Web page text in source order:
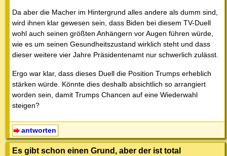
Da aber die Macher im Hintergrund alles andere als dumm sind,
wird ihnen klar gewesen sein, dass Biden bei diesem TV-Duell
wohl auch seinen größten Anhängern vor Augen führen würde,
wie es um seinen Gesundheitszustand wirklich steht und dass
dieser weitere vier Jahre Präsidentenamt nur schwerlich zulässt.
Ergo war klar, dass dieses Duell die Position Trumps erheblich
stärken würde. Könnte dies deshalb absichtlich so arrangiert
worden sein, damit Trumps Chancen auf eine Wiederwahl
steigen?
antworten
Es gibt schon einen Grund, aber der ist total